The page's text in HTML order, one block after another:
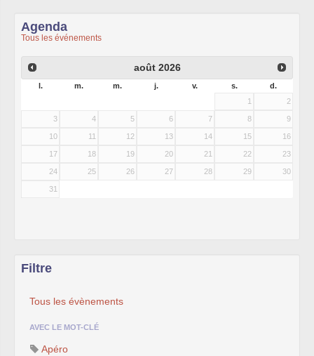
Agenda
Tous les événements
août 2026
l. m. m. j. v. s.
d.
1
2
3 4 5 6 7 8 9
10 11 12 13 14 15 16
17 18 19 20 21 22 23
24 25 26 27 28 29 30
31
Filtre
Tous les évènements
AVEC LE MOT-CLÉ
Apéro